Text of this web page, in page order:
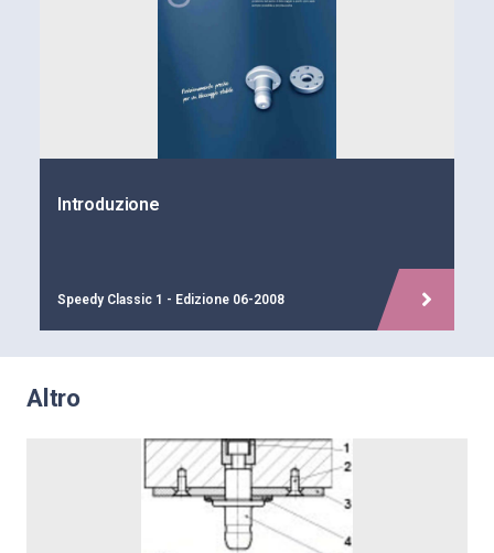
Introduzione
Speedy Classic 1 - Edizione 06-2008
Altro